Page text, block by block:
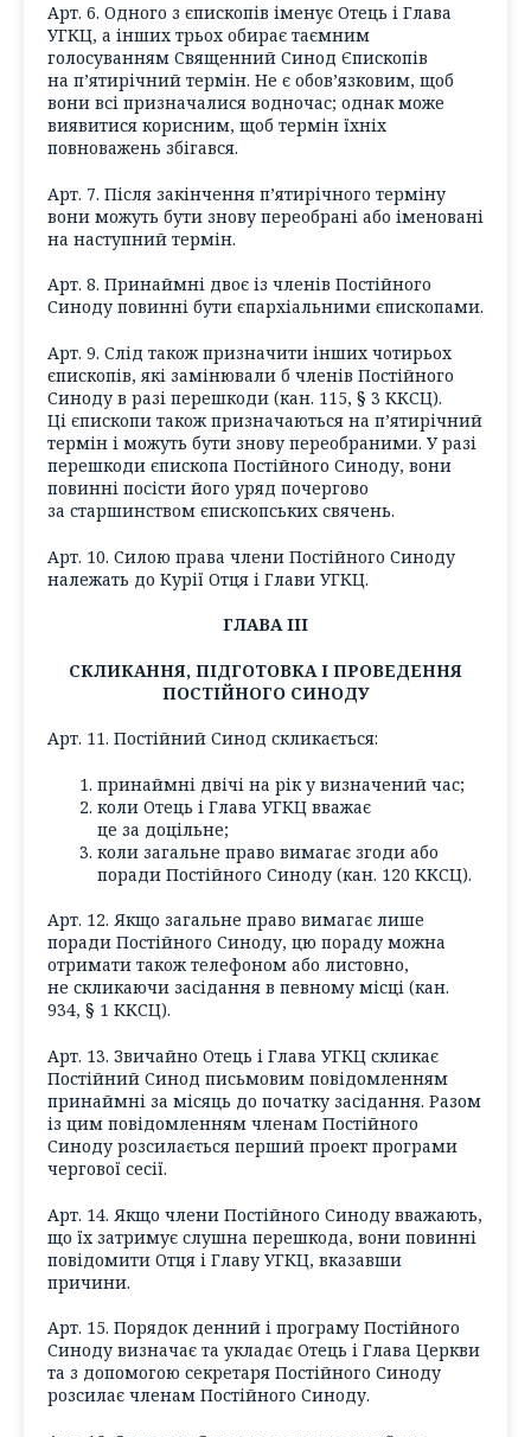
Арт. 6. Одного з єпископів іменує Отець і Глава
УГКЦ, а інших трьох обирає таємним
голосуванням Священний Синод Єпископів
на п’ятирічний термін. Не є обов’язковим, щоб
вони всі призначалися водночас; однак може
виявитися корисним, щоб термін їхніх
повноважень збігався.
Арт. 7. Після закінчення п’ятирічного терміну
вони можуть бути знову переобрані або іменовані
на наступний термін.
Арт. 8. Принаймні двоє із членів Постійного
Синоду повинні бути єпархіальними єпископами.
Арт. 9. Слід також призначити інших чотирьох
єпископів, які замінювали б членів Постійного
Синоду в разі перешкоди (кан. 115, § 3 ККСЦ).
Ці єпископи також призначаються на п’ятирічний
термін і можуть бути знову переобраними. У разі
перешкоди єпископа Постійного Синоду, вони
повинні посісти його уряд почергово
за старшинством єпископських свячень.
Арт. 10. Силою права члени Постійного Синоду
належать до Курії Отця і Глави УГКЦ.
ГЛАВА III
СКЛИКАННЯ, ПІДГОТОВКА І ПРОВЕДЕННЯ
ПОСТІЙНОГО СИНОДУ
Арт. 11. Постійний Синод скликається:
принаймні двічі на рік у визначений час;
коли Отець і Глава УГКЦ вважає
це за доцільне;
коли загальне право вимагає згоди або
поради Постійного Синоду (кан. 120 ККСЦ).
Арт. 12. Якщо загальне право вимагає лише
поради Постійного Синоду, цю пораду можна
отримати також телефоном або листовно,
не скликаючи засідання в певному місці (кан.
934, § 1 ККСЦ).
Арт. 13. Звичайно Отець і Глава УГКЦ скликає
Постійний Синод письмовим повідомленням
принаймні за місяць до початку засідання. Разом
із цим повідомленням членам Постійного
Синоду розсилається перший проект програми
чергової сесії.
Арт. 14. Якщо члени Постійного Синоду вважають,
що їх затримує слушна перешкода, вони повинні
повідомити Отця і Главу УГКЦ, вказавши
причини.
Арт. 15. Порядок денний і програму Постійного
Синоду визначає та укладає Отець і Глава Церкви
та з допомогою секретаря Постійного Синоду
розсилає членам Постійного Синоду.